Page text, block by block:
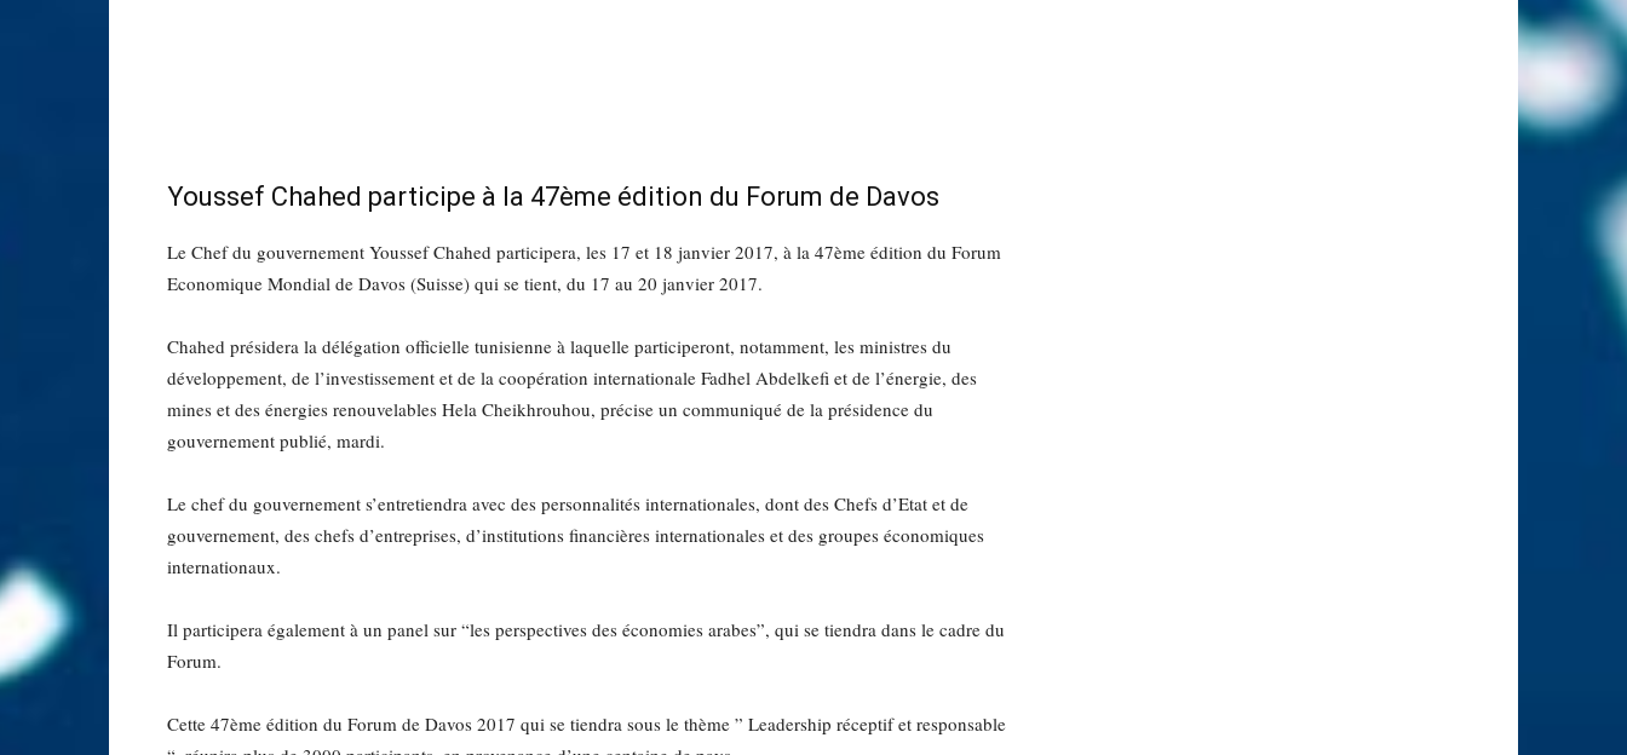
Youssef Chahed participe à la 47ème édition du Forum de Davos
Le Chef du gouvernement Youssef Chahed participera, les 17 et 18 janvier 2017, à la 47ème édition du Forum
Economique Mondial de Davos (Suisse) qui se tient, du 17 au 20 janvier 2017.
Chahed présidera la délégation officielle tunisienne à laquelle participeront, notamment, les ministres du
développement, de l’investissement et de la coopération internationale Fadhel Abdelkefi et de l’énergie, des
mines et des énergies renouvelables Hela Cheikhrouhou, précise un communiqué de la présidence du
gouvernement publié, mardi.
Le chef du gouvernement s’entretiendra avec des personnalités internationales, dont des Chefs d’Etat et de
gouvernement, des chefs d’entreprises, d’institutions financières internationales et des groupes économiques
internationaux.
Il participera également à un panel sur “les perspectives des économies arabes”, qui se tiendra dans le cadre du
Forum.
Cette 47ème édition du Forum de Davos 2017 qui se tiendra sous le thème ” Leadership réceptif et responsable